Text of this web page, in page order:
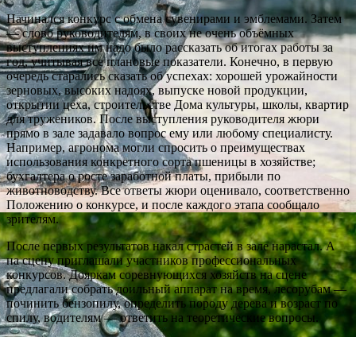
Начинался конкурс с обмена сувенирами и эмблемами. Затем
— слово руководителям, в своих не очень объёмных
выступлениях им надо было рассказать об итогах работы за
год, учитывая все плановые показатели. Конечно, в первую
очередь старались сказать об успехах: хорошей урожайности
зерновых, высоких надоях, выпуске новой продукции,
открытии цеха, строительстве Дома культуры, школы, квартир
для тружеников. После выступления руководителя жюри
прямо в зале задавало вопрос ему или любому специалисту.
Например, агронома могли спросить о преимуществах
использования конкретного сорта пшеницы в хозяйстве;
бухгалтера о росте заработной платы, прибыли по
животноводству. Все ответы жюри оценивало, соответственно
Положению о конкурсе, и после каждого этапа сообщало
зрителям.
После первых результатов накал страстей в зале нарастал. А
на сцену приглашали участников профессиональных
конкурсов. Дояркам соревнующихся хозяйств на сцене
предлагали собрать доильный аппарат на время, лесорубам —
починить бензопилу, определить породу дерева и возраст по
спилу, водителям — ответить на теоретические вопросы.